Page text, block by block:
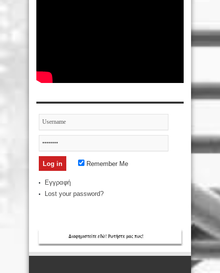
Remember Me
Εγγραφή
Lost your password?